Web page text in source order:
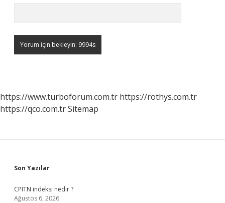
https://www.turboforum.com.tr https://rothys.com.tr
https://qco.com.trSitemap
Sidebar
Son Yazılar
CPITN indeksi nedir ?
Ağustos 6, 2026